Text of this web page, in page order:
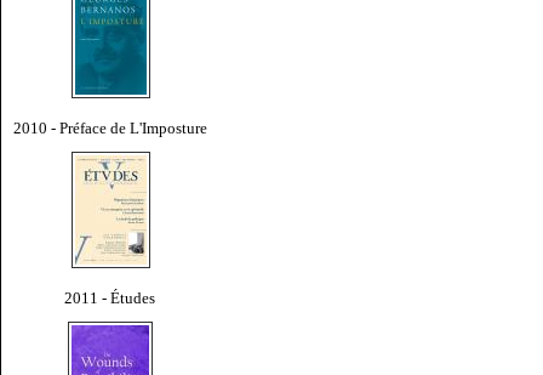
2010 - Préface de L'Imposture
2011 - Études